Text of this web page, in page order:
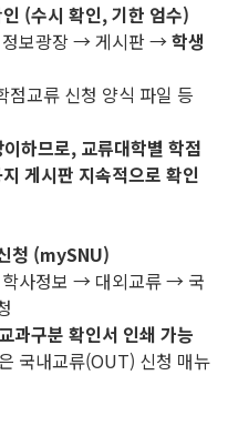
(수시 확인, 기한 엄수)
보광장 → 게시판 →학생
교류 신청 양식 파일 등
하므로, 교류대학별 학점
게시판 지속적으로 확인
청 (mySNU)
사정보 → 대외교류 → 국
과구분 확인서 인쇄 가능
국내교류(OUT) 신청 매뉴